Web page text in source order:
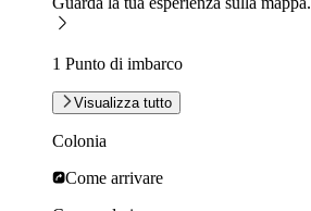
1 Punto di imbarco
Visualizza tutto
Colonia
Come arrivare